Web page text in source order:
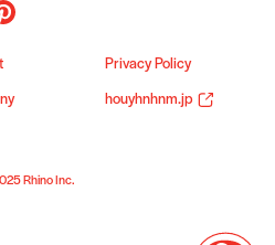
Privacy Policy
houyhnhnm.jp
Rhino Inc.